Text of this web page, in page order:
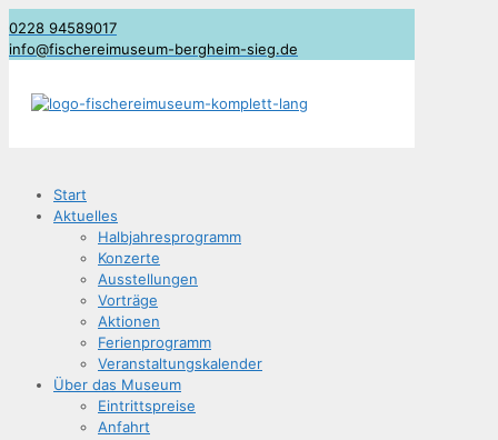
0228 94589017
info@fischereimuseum-bergheim-sieg.de
Start
Aktu­el­les
Halb­jah­res­pro­gramm
Kon­zer­te
Aus­stel­lun­gen
Vor­trä­ge
Aktio­nen
Feri­en­pro­gramm
Ver­an­stal­tungs­ka­len­der
Über das Museum
Ein­tritts­prei­se
Anfahrt